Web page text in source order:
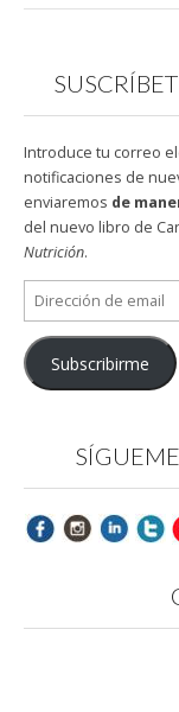
Introduce tu correo
notificaciones de
enviaremos de
del nuevo libro de
Nutrición.
Dirección
de
email
Subscribirme